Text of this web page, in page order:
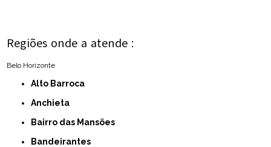
Regiões onde a atende :
Belo Horizonte
Alto Barroca
Anchieta
Bairro das Mansões
Bandeirantes